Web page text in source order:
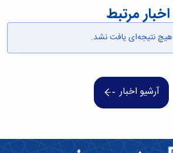
اخبار مرتبط
هیچ نتیجه‌ای یافت نشد.
آرشیو اخبار